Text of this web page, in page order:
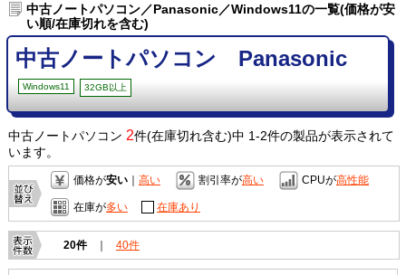
中古ノートパソコン／Panasonic／Windows11の一覧(価格が安
い順/在庫切れを含む)
中古ノートパソコン Panasonic
Windows11 32GB以上
中古ノートパソコン 2件(在庫切れ含む)中 1-2件の製品が表示されて
います。
価格が安い｜ 高い 割引率が高い CPUが高性能
在庫が多い 在庫あり
20件 ｜ 40件